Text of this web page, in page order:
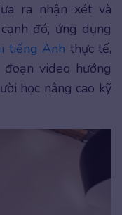
ra nhận xét và
đó, ứng dụng
tiếng Anh thực tế,
video hướng
học nâng cao kỹ